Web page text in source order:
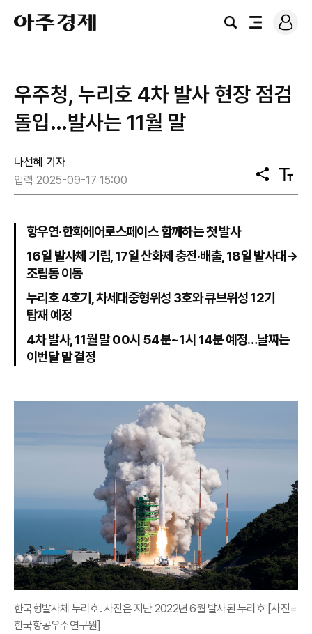
아
주
경
검
전
로
그
우주청, 누리호 4차 발사 현장 점검
돌입…발사는 11월 말
나선혜 기자
입력 2025-09-17 15:00
공
유
텍
스
항우연·한화에어로스페이스 함께하는 첫 발사
16일 발사체 기립, 17일 산화제 충전·배출, 18일 발사대→
조립동 이동
누리호 4호기, 차세대중형위성 3호와 큐브위성 12기
탑재 예정
4차 발사, 11월 말 00시 54분~1시 14분 예정…날짜는
이번달 말 결정
한국형발사체 누리호. 사진은 지난 2022년 6월 발사된 누리호 [사진=
한국항공우주연구원]